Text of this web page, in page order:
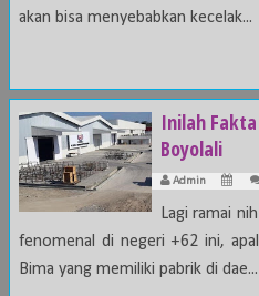
akan bisa menyebabkan kecelak...
Inilah
Boyolali
Admin
Lagi ramai
fenomenal di negeri +62 ini,
Bima yang memiliki pabrik di dae...